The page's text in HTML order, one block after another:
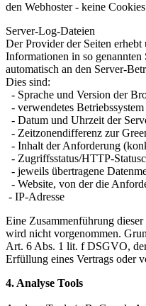
den Webhoster - keine
Server-Log-Dateien
Der Provider der Seiten erhebt
Informationen in so
automatisch an den Server-
Dies sind:
- Sprache und Version der
- verwendetes
- Datum und Uhrzeit der
- Zeitzonendifferenz zur
- Inhalt der Anforderung
- Zugriffsstatus/HTTP-
- jeweils übertragene
- Website, von der die
- IP-Adresse
Eine Zusammenführung
wird nicht vorgenommen.
Art. 6 Abs. 1 lit. f DSGVO,
Erfüllung eines Vertrags oder
4. Analyse Tools